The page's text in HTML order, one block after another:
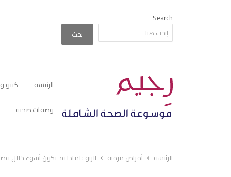
Search
بحث
الرئيسة كيتو
وصفات صحية
الرئيسة أمراض مزمنة الربو : لماذا قد يكون أسوء خلال